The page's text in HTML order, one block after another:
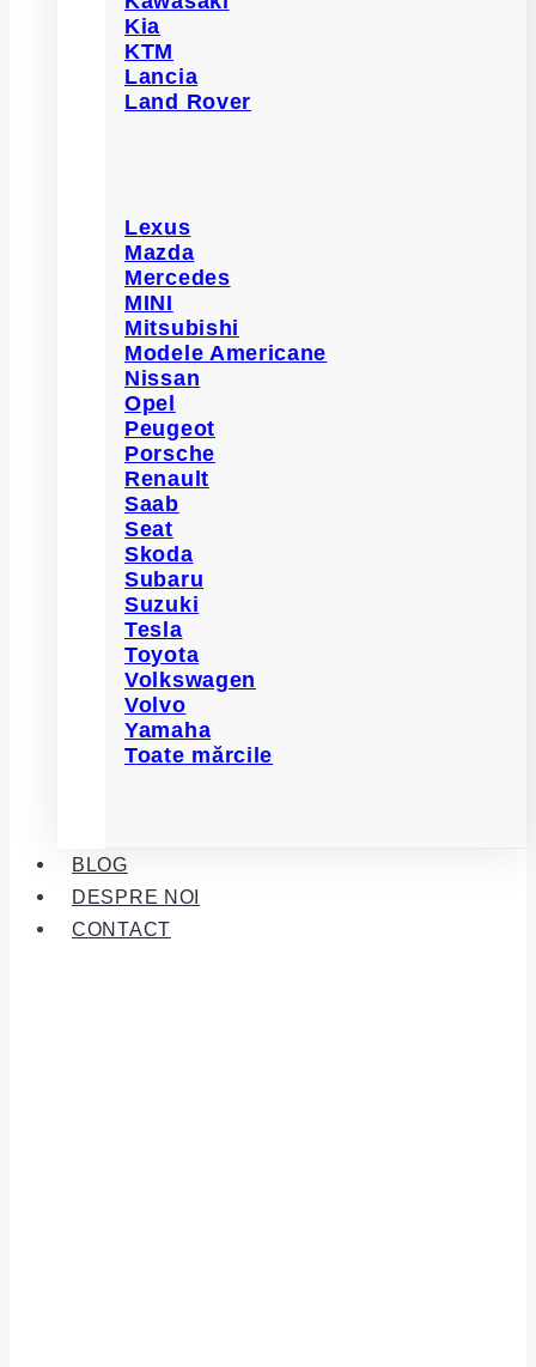
Kia
KTM
Lancia
Land Rover
Lexus
Mazda
Mercedes
MINI
Mitsubishi
Modele Americane
Nissan
Opel
Peugeot
Porsche
Renault
Saab
Seat
Skoda
Subaru
Suzuki
Tesla
Toyota
Volkswagen
Volvo
Yamaha
Toate mărcile
BLOG
DESPRE NOI
CONTACT